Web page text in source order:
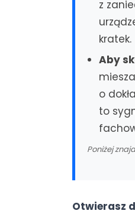
z
kratek.
Aby
o
to
Poniżej
Otwierasz